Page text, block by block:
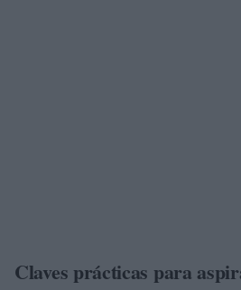
Claves prácticas para